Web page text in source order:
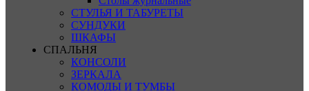
СТУЛЬЯ И ТАБУРЕТЫ
СУНДУКИ
ШКАФЫ
СПАЛЬНЯ
КОНСОЛИ
ЗЕРКАЛА
КОМОДЫ И ТУМБЫ